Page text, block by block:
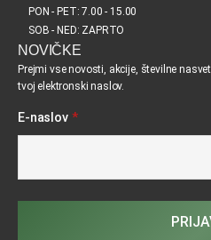
PON - PET: 7.00 - 15.00
SOB - NED: ZAPRTO
NOVIČKE
Prejmi vse novosti, akcije, številne
tvoj elektronski naslov.
E-naslov *